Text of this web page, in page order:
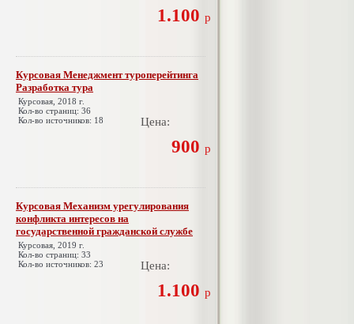
1.100 р
Курсовая Менеджмент туроперейтинга
Разработка тура
Курсовая, 2018 г.
Кол-во страниц: 36
Кол-во источников: 18
Цена:
900 р
Курсовая Механизм урегулирования
конфликта интересов на
государственной гражданской службе
Курсовая, 2019 г.
Кол-во страниц: 33
Кол-во источников: 23
Цена:
1.100 р